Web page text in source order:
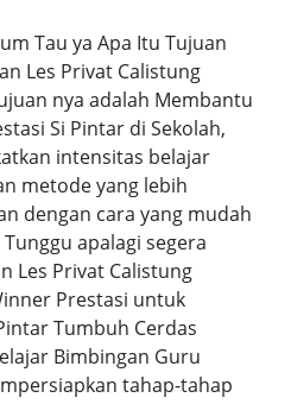
Tau ya Apa Itu Tujuan
Les Privat Calistung
nya adalah Membantu
Si Pintar di Sekolah,
intensitas belajar
metode yang lebih
dengan cara yang mudah
apalagi segera
Les Privat Calistung
Prestasi untuk
Tumbuh Cerdas
Bimbingan Guru
tahap-tahap